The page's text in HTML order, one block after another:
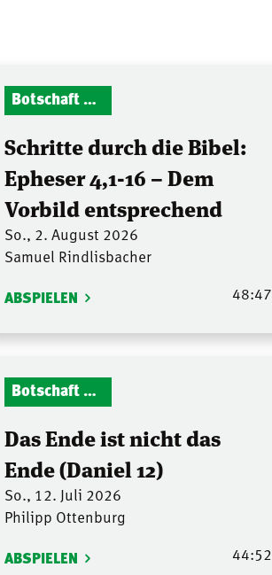
Botschaft Zionshalle
Schritte durch die Bibel:
Epheser 4,1-16 – Dem
Vorbild entsprechend
So., 2. August 2026
Samuel Rindlisbacher
ABSPIELEN 48:47
Botschaft Zionshalle
Das Ende ist nicht das
Ende (Daniel 12)
So., 12. Juli 2026
Philipp Ottenburg
ABSPIELEN 44:52